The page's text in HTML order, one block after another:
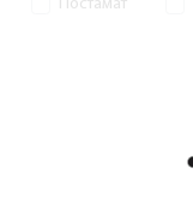
Постамат